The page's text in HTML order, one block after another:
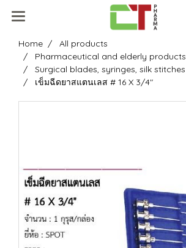
Home
All products
Pharmaceutical and elderly products
Surgical blades, syringes, silk stitches
เข็มฉีดยาสแตนเลส # 16 X 3/4"